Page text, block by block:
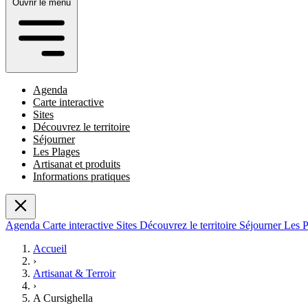
Ouvrir le menu
Agenda
Carte interactive
Sites
Découvrez le territoire
Séjourner
Les Plages
Artisanat et produits
Informations pratiques
Agenda Carte interactive Sites Découvrez le territoire SéjournerLes
Accueil
›
Artisanat & Terroir
›
A Cursighella